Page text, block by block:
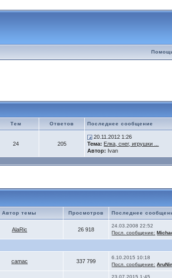
Тем Ответов Последнее сообщение
24 205
20.11.2012 1:26
Тема: Елка, снег, игрушки ...
Автор: Ivan
Автор темы Просмотров Последнее
AlaRic 26 918
24.03.2008 22:52
Посл. сообщение:
camac 337 799
6.10.2015 10:18
Посл. сообщение:
23.07.2015 1:45